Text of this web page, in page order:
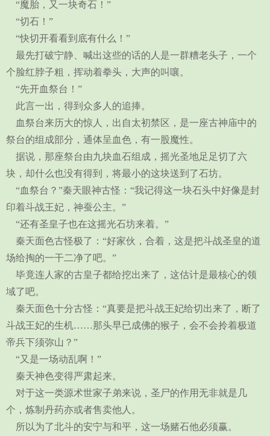
“魔胎，又一块奇石！”
“切石！”
“快切开看看到底有什么！”
最先打破宁静、喊出这些的话的人是一群糟老头子，一个
个脸红脖子粗，挥动着拳头，大声的叫嚷。
“先开血祭台！”
此言一出，得到众多人的追捧。
血祭台来历大的惊人，出自太初禁区，是一座古神庙中的
祭台的组成部分，通体呈血色，有一股魔性。
据说，那座祭台由九块血石组成，摇光圣地足足切了六
块，却什么也没有得到，将最小的这块送到了石坊。
“血祭台？”秦天眼神古怪：“我记得这一块石头中好像是封
印着斗战王妃，神蚕公主。”
“还有圣皇子也在这摇光石坊来着。”
秦天面色古怪极了：“好家伙，合着，这是把斗战圣皇的道
场给掏的一干二净了吧。”
毕竟连人家的古皇子都给挖出来了，这估计是最核心的领
域了吧。
秦天面色十分古怪：“真要是把斗战王妃给切出来了，断了
斗战王妃的生机……那头早已成佛的猴子，会不会拎着极道
帝兵下须弥山？”
“又是一场动乱啊！”
秦天神色变得严肃起来。
对于这一类源术世家子弟来说，圣尸的作用无非就是几
个，炼制丹药亦或者售卖他人。
所以为了北斗的安宁与和平，这一场赌石他必须赢。